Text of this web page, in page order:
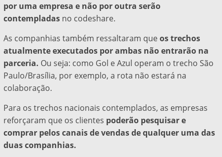
por uma empresa e não por outra serão
contempladasno codeshare.
As companhias também ressaltaram que os trechos
atualmente executados por ambas não entrarão na
parceria. Ou seja: como Gol e Azul operam o trecho São
Paulo/Brasília, por exemplo, a rota não estará na
colaboração.
Para os trechos nacionais contemplados, as empresas
reforçaram que os clientes poderão pesquisar e
comprar pelos canais de vendas de qualquer uma das
duas companhias.